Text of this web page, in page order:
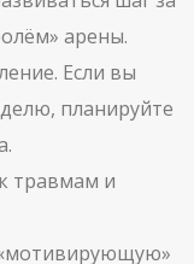
арены.
Если вы
планируйте
травмам и